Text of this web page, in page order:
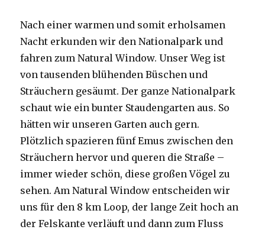
Nach einer warmen und somit erholsamen
Nacht erkunden wir den Nationalpark und
fahren zum Natural Window. Unser Weg ist
von tausenden blühenden Büschen und
Sträuchern gesäumt. Der ganze Nationalpark
schaut wie ein bunter Staudengarten aus. So
hätten wir unseren Garten auch gern.
Plötzlich spazieren fünf Emus zwischen den
Sträuchern hervor und queren die Straße –
immer wieder schön, diese großen Vögel zu
sehen. Am Natural Window entscheiden wir
uns für den 8 km Loop, der lange Zeit hoch an
der Felskante verläuft und dann zum Fluss